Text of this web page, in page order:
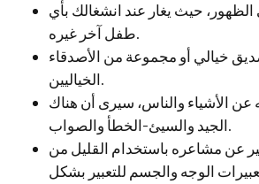
حيث يغار عند انشغالك بأي
طفل آخر غيره.
خيالي أو مجموعة من الأصدقاء
الخياليين.
عن الأشياء والناس، سيرى أن هناك
الجيد والسيئ-الخطأ والصواب.
عن مشاعره باستخدام القليل من
الوجه والجسم للتعبير بشكل